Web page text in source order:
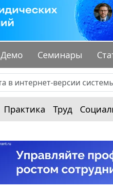
Демо Семинары
Практика Труд